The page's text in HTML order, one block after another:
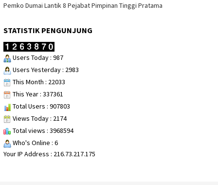
Pemko Dumai Lantik 8 Pejabat Pimpinan Tinggi Pratama
STATISTIK PENGUNJUNG
Users Today : 987
Users Yesterday : 2983
This Month : 22033
This Year : 337361
Total Users : 907803
Views Today : 2174
Total views : 3968594
Who's Online : 6
Your IP Address : 216.73.217.175